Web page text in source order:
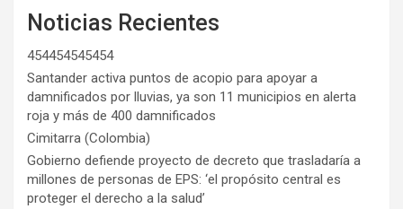
Noticias Recientes
454454545454
Santander activa puntos de acopio para apoyar a
damnificados por lluvias, ya son 11 municipios en alerta
roja y más de 400 damnificados
Cimitarra (Colombia)
Gobierno defiende proyecto de decreto que trasladaría a
millones de personas de EPS: ‘el propósito central es
proteger el derecho a la salud’